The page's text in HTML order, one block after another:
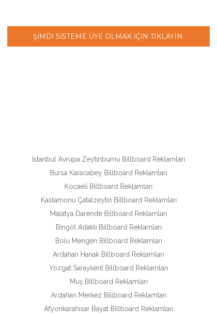
ŞIMDI SISTEME ÜYE OLMAK IÇIN TIKLAYIN.
İstanbul Avrupa Zeytinburnu Billboard Reklamları
Bursa Karacabey Billboard Reklamları
Kocaeli Billboard Reklamları
Kastamonu Çatalzeytin Billboard Reklamları
Malatya Darende Billboard Reklamları
Bingöl Adaklı Billboard Reklamları
Bolu Mengen Billboard Reklamları
Ardahan Hanak Billboard Reklamları
Yozgat Saraykent Billboard Reklamları
Muş Billboard Reklamları
Ardahan Merkez Billboard Reklamları
Afyonkarahisar Bayat Billboard Reklamları